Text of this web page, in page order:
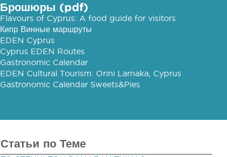
Брошюры (pdf)
Flavours of Cyprus: A food guide for visitors
Кипр Винные маршруты
EDEN Cyprus
Cyprus EDEN Routes
Gastronomic Calendar
EDEN Cultural Tourism: Orini Larnaka, Cyprus
Gastronomic Calendar Sweets&Pies
Статьи по Теме